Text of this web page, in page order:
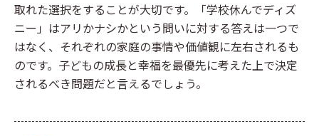
取れた選択をすることが大切です。「学校休んでディズ
ニー」はアリかナシかという問いに対する答えは一つで
はなく、それぞれの家庭の事情や価値観に左右されるも
のです。子どもの成長と幸福を最優先に考えた上で決定
されるべき問題だと言えるでしょう。